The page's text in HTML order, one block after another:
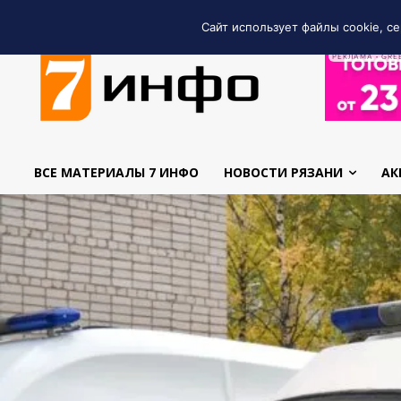
РЕКЛАМА •
ВСЕ МАТЕРИАЛЫ 7 ИНФО НОВОСТИ РЯЗАНИ
Сайт использует файлы cookie,